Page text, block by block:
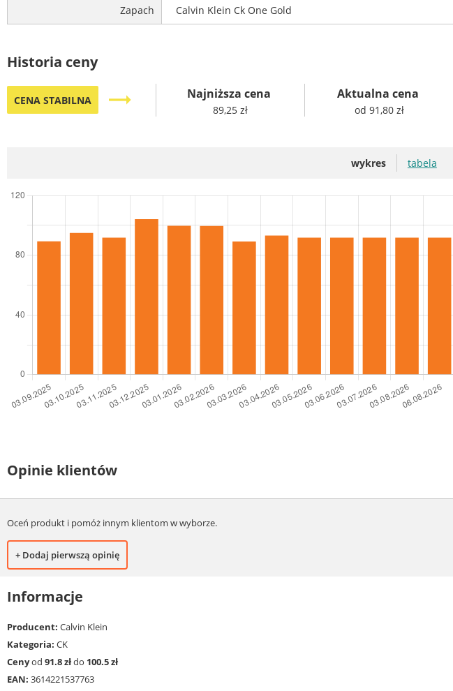
Zapach Calvin Klein Ck One Gold
Historia ceny
CENA STABILNA trending_flat Najniższa cena
89,25 zł
Aktualna cena
od 91,80 zł
wykres tabela
Opinie klientów
Oceń produkt i pomóż innym klientom w wyborze.
+ Dodaj pierwszą opinię
Informacje
Producent: Calvin Klein
Kategoria: CK
Cenyod 91.8 złdo 100.5 zł
EAN: 3614221537763